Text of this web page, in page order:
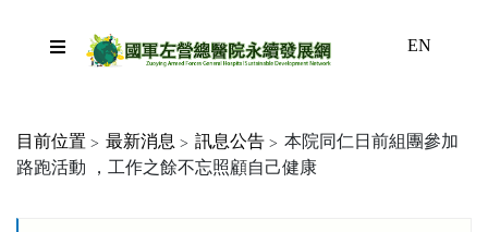
EN
目前位置 最新消息 訊息公告
本院同仁日前組團參加
路跑活動 ，工作之餘不忘照顧自己健康